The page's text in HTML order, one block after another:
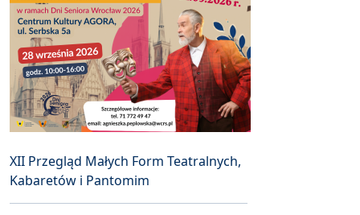
XII Przegląd Małych Form Teatralnych,
Kabaretów i Pantomim